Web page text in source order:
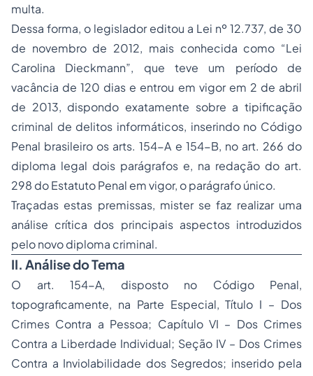
multa.
Dessa forma, o legislador editou a Lei nº 12.737, de 30
de novembro de 2012, mais conhecida como “Lei
Carolina Dieckmann”, que teve um período de
vacância de 120 dias e entrou em vigor em 2 de abril
de 2013, dispondo exatamente sobre a tipificação
criminal de delitos informáticos, inserindo no Código
Penal brasileiro os arts. 154-A e 154-B, no art. 266 do
diploma legal dois parágrafos e, na redação do art.
298 do Estatuto Penal em vigor, o parágrafo único.
Traçadas estas premissas, mister se faz realizar uma
análise crítica dos principais aspectos introduzidos
pelo novo diploma criminal.
II. Análise do Tema
O art. 154-A, disposto no Código Penal,
topograficamente, na Parte Especial, Título I – Dos
Crimes Contra a Pessoa; Capítulo VI – Dos Crimes
Contra a Liberdade Individual; Seção IV – Dos Crimes
Contra a Inviolabilidade dos Segredos; inserido pela